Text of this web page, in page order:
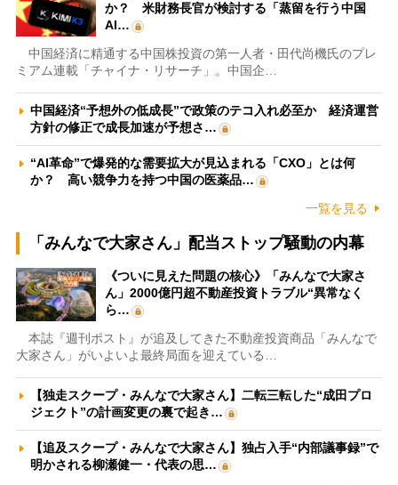
か？ 米財務長官が検討する「蒸留を行う中国
AI…
中国経済に精通する中国株投資の第一人者・田代尚機氏のプレ
ミアム連載「チャイナ・リサーチ」。中国企…
中国経済“予想外の低成長”で政策のテコ入れ必至か 経済運営
方針の修正で成長加速が予想さ…
“AI革命”で爆発的な需要拡大が見込まれる「CXO」とは何
か？ 高い競争力を持つ中国の医薬品…
一覧を見る
「みんなで大家さん」配当ストップ騒動の内幕
《ついに見えた問題の核心》「みんなで大家さ
ん」2000億円超不動産投資トラブル“異常なく
ら…
本誌『週刊ポスト』が追及してきた不動産投資商品「みんなで
大家さん」がいよいよ最終局面を迎えている…
【独走スクープ・みんなで大家さん】二転三転した“成田プロ
ジェクト”の計画変更の裏で起き…
【追及スクープ・みんなで大家さん】独占入手“内部議事録”で
明かされる柳瀬健一・代表の思…